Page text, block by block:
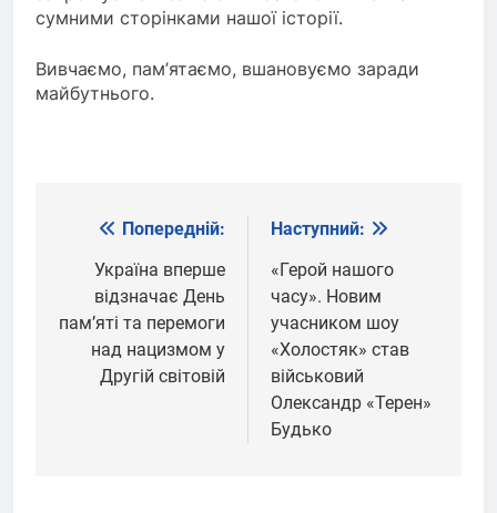
сумними сторінками нашої історії.
Вивчаємо, пам’ятаємо, вшановуємо заради
майбутнього.
Навігація
записів
Попередній:
Україна вперше
відзначає День
памʼяті та перемоги
над нацизмом у
Другій світовій
Наступний:
«Герой нашого
часу». Новим
учасником шоу
«Холостяк» став
військовий
Олександр «Терен»
Будько